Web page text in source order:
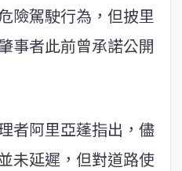
險駕駛行為，但披里
事者此前曾承諾公開
者阿里亞蓬指出，儘
未延遲，但對道路使